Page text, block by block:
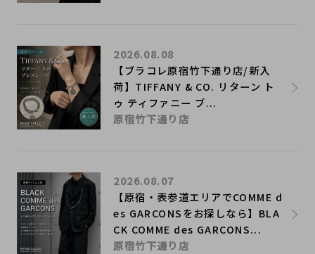
【ブラコレ原宿竹下通り店/新入
荷】TIFFANY & CO. リターン ト
ゥ ティファニー ブ...
2026.08.08
原宿竹下通り店
【原宿・表参道エリアでCOMME d
es GARCONSをお探しなら】BLA
CK COMME des GARCONS...
2026.08.07
原宿竹下通り店